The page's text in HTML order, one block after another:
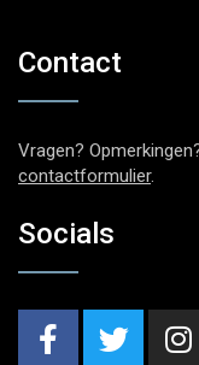
Contact
Vragen?
contactformulier.
Socials